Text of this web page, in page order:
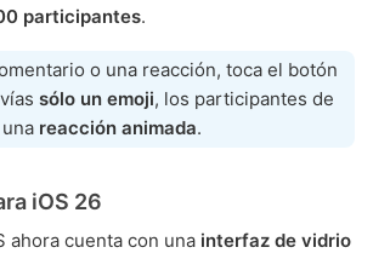
participantes.
o una reacción, toca el botón
sólo un emoji, los participantes de
reacción animada.
iOS 26
ahora cuenta con una interfaz de vidrio